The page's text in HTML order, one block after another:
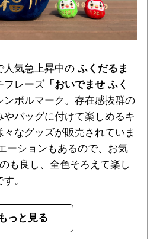
人気急上昇中のふくだるま
フレーズ「おいでませ ふく
ンボルマーク。存在感抜群の
やバッグに付けて楽しめるキ
なグッズが販売されていま
ーションもあるので、お気
も良し、全色そろえて楽し
。
もっと見る